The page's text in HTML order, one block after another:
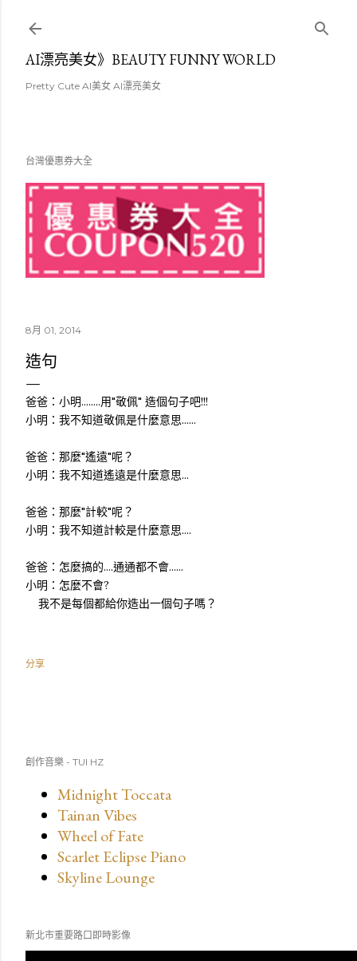
AI漂亮美女》BEAUTY FUNNY WORLD
Pretty Cute AI美女 AI漂亮美女
台灣優惠券大全
8月 01, 2014
造句
爸爸：小明........用"敬佩" 造個句子吧!!!
小明：我不知道敬佩是什麼意思......
爸爸：那麼"遙遠"呢？
小明：我不知道遙遠是什麼意思...
爸爸：那麼"計較"呢？
小明：我不知道計較是什麼意思....
爸爸：怎麼搞的....通通都不會......
小明：怎麼不會?
我不是每個都給你造出一個句子嗎？
分享
創作音樂 - TUI HZ
Midnight Toccata
Tainan Vibes
Wheel of Fate
Scarlet Eclipse Piano
Skyline Lounge
新北市重要路口即時影像